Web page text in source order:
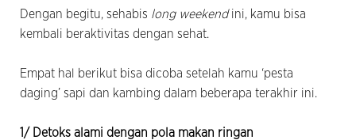
Dengan begitu, sehabis long weekendini, kamu bisa
kembali beraktivitas dengan sehat.
Empat hal berikut bisa dicoba setelah kamu ‘pesta
daging’ sapi dan kambing dalam beberapa terakhir ini.
1/ Detoks alami dengan pola makan ringan